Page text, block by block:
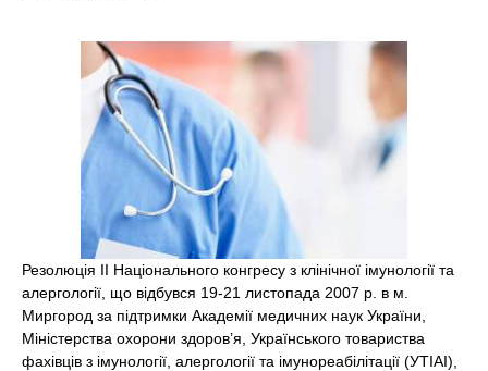
Резолюція II Національного конгресу з клінічної імунології та
алергології, що відбувся 19-21 листопада 2007 р. в м.
Миргород за підтримки Академії медичних наук України,
Міністерства охорони здоров’я, Українського товариства
фахівців з імунології, алергології та імунореабілітації (УТІАІ),